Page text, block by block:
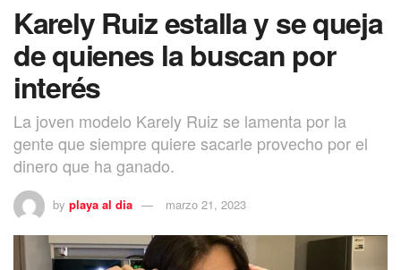
Karely Ruiz estalla y se queja
de quienes la buscan por
interés
La joven modelo Karely Ruiz se lamenta por la
gente que siempre quiere sacarle provecho por el
dinero que ha ganado.
by playa al dia marzo 21, 2023